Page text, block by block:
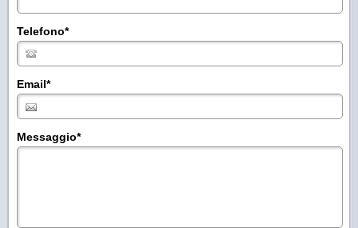
Telefono*
Email*
Messaggio*